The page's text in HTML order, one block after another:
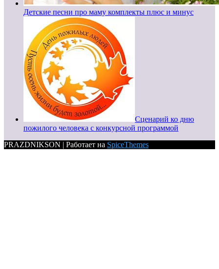
Детские песни про маму комплекты плюс и минус
Сценарий ко дню
пожилого человека с конкурсной программой
PRAZDNIKSON | Работает на SpiceThemes